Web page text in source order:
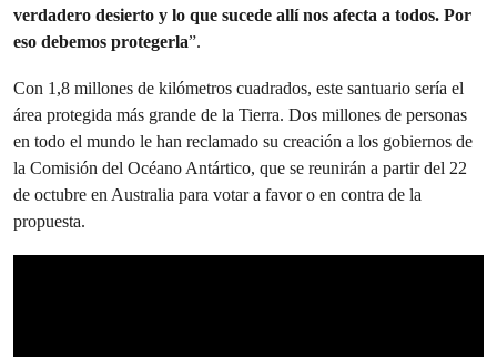
verdadero desierto y lo que sucede allí nos afecta a todos. Por
eso debemos protegerla”.
Con 1,8 millones de kilómetros cuadrados, este santuario sería el
área protegida más grande de la Tierra. Dos millones de personas
en todo el mundo le han reclamado su creación a los gobiernos de
la Comisión del Océano Antártico, que se reunirán a partir del 22
de octubre en Australia para votar a favor o en contra de la
propuesta.